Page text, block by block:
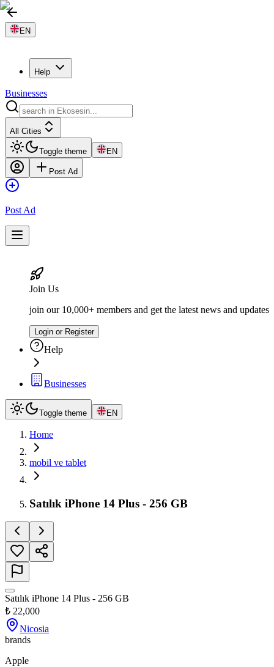
EN
Help
Businesses
All Cities
Toggle theme EN
Post Ad
Post Ad
Join Us
join our 10,000+ members and get the latest news and updates
Login or Register
Help
Businesses
Toggle theme EN
Home
mobil ve tablet
Satılık iPhone 14 Plus - 256 GB
Satılık iPhone 14 Plus - 256 GB
₺ 22,000
Nicosia
brands
Apple